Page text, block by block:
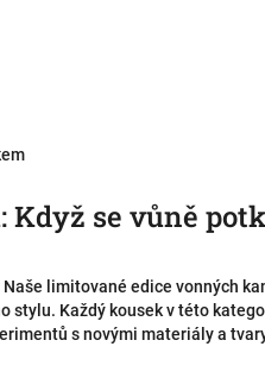
se vůně
limitované edice vonných
stylu. Každý kousek v této
s novými materiály a